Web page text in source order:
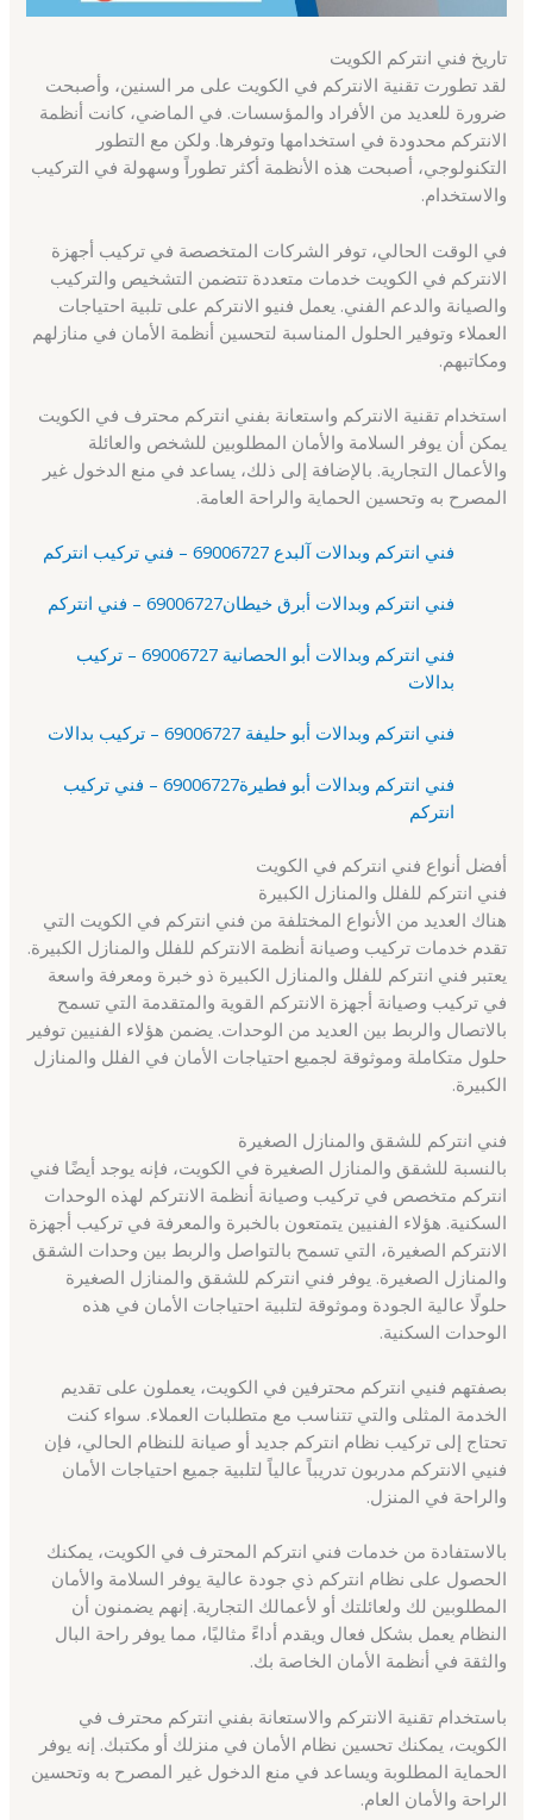
تاريخ فني انتركم الكويت
لقد تطورت تقنية الانتركم في الكويت على مر السنين، وأصبحت
ضرورة للعديد من الأفراد والمؤسسات. في الماضي، كانت أنظمة
الانتركم محدودة في استخدامها وتوفرها. ولكن مع التطور
التكنولوجي، أصبحت هذه الأنظمة أكثر تطوراً وسهولة في التركيب
والاستخدام.
في الوقت الحالي، توفر الشركات المتخصصة في تركيب أجهزة
الانتركم في الكويت خدمات متعددة تتضمن التشخيص والتركيب
والصيانة والدعم الفني. يعمل فنيو الانتركم على تلبية احتياجات
العملاء وتوفير الحلول المناسبة لتحسين أنظمة الأمان في منازلهم
ومكاتبهم.
استخدام تقنية الانتركم واستعانة بفني انتركم محترف في الكويت
يمكن أن يوفر السلامة والأمان المطلوبين للشخص والعائلة
والأعمال التجارية. بالإضافة إلى ذلك، يساعد في منع الدخول غير
المصرح به وتحسين الحماية والراحة العامة.
فني انتركم وبدالات آلبدع 69006727 – فني تركيب انتركم
فني انتركم وبدالات أبرق خيطان69006727 – فني انتركم
فني انتركم وبدالات أبو الحصانية 69006727 – تركيب
بدالات
فني انتركم وبدالات أبو حليفة 69006727 – تركيب بدالات
فني انتركم وبدالات أبو فطيرة69006727 – فني تركيب
انتركم
أفضل أنواع فني انتركم في الكويت
فني انتركم للفلل والمنازل الكبيرة
هناك العديد من الأنواع المختلفة من فني انتركم في الكويت التي
تقدم خدمات تركيب وصيانة أنظمة الانتركم للفلل والمنازل الكبيرة.
يعتبر فني انتركم للفلل والمنازل الكبيرة ذو خبرة ومعرفة واسعة
في تركيب وصيانة أجهزة الانتركم القوية والمتقدمة التي تسمح
بالاتصال والربط بين العديد من الوحدات. يضمن هؤلاء الفنيين توفير
حلول متكاملة وموثوقة لجميع احتياجات الأمان في الفلل والمنازل
الكبيرة.
فني انتركم للشقق والمنازل الصغيرة
بالنسبة للشقق والمنازل الصغيرة في الكويت، فإنه يوجد أيضًا فني
انتركم متخصص في تركيب وصيانة أنظمة الانتركم لهذه الوحدات
السكنية. هؤلاء الفنيين يتمتعون بالخبرة والمعرفة في تركيب أجهزة
الانتركم الصغيرة، التي تسمح بالتواصل والربط بين وحدات الشقق
والمنازل الصغيرة. يوفر فني انتركم للشقق والمنازل الصغيرة
حلولًا عالية الجودة وموثوقة لتلبية احتياجات الأمان في هذه
الوحدات السكنية.
بصفتهم فنيي انتركم محترفين في الكويت، يعملون على تقديم
الخدمة المثلى والتي تتناسب مع متطلبات العملاء. سواء كنت
تحتاج إلى تركيب نظام انتركم جديد أو صيانة للنظام الحالي، فإن
فنيي الانتركم مدربون تدريباً عالياً لتلبية جميع احتياجات الأمان
والراحة في المنزل.
بالاستفادة من خدمات فني انتركم المحترف في الكويت، يمكنك
الحصول على نظام انتركم ذي جودة عالية يوفر السلامة والأمان
المطلوبين لك ولعائلتك أو لأعمالك التجارية. إنهم يضمنون أن
النظام يعمل بشكل فعال ويقدم أداءً مثاليًا، مما يوفر راحة البال
والثقة في أنظمة الأمان الخاصة بك.
باستخدام تقنية الانتركم والاستعانة بفني انتركم محترف في
الكويت، يمكنك تحسين نظام الأمان في منزلك أو مكتبك. إنه يوفر
الحماية المطلوبة ويساعد في منع الدخول غير المصرح به وتحسين
الراحة والأمان العام.